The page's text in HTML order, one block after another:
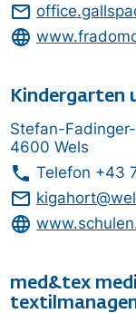
mail_outline
language
Kindergarten
Stefan-
4600 Wels
phone Telefon +43
mail_outline kigahort
language
med&tex